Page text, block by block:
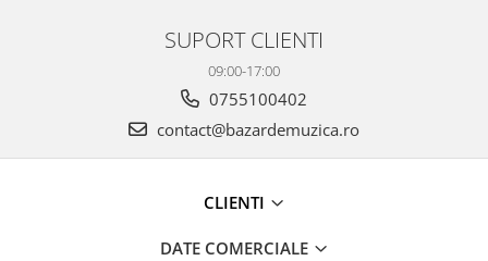
SUPORT CLIENTI
09:00-17:00
0755100402
contact@bazardemuzica.ro
CLIENTI
DATE COMERCIALE